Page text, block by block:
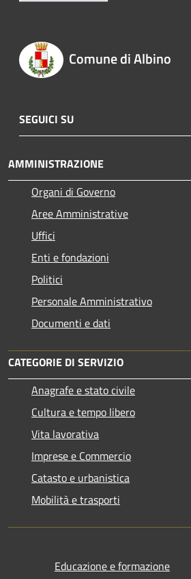
Comune di Albino
SEGUICI SU
AMMINISTRAZIONE
Organi di Governo
Aree Amministrative
Uffici
Enti e fondazioni
Politici
Personale Amministrativo
Documenti e dati
CATEGORIE DI SERVIZIO
Anagrafe e stato civile
Cultura e tempo libero
Vita lavorativa
Imprese e Commercio
Catasto e urbanistica
Mobilità e trasporti
Educazione e formazione